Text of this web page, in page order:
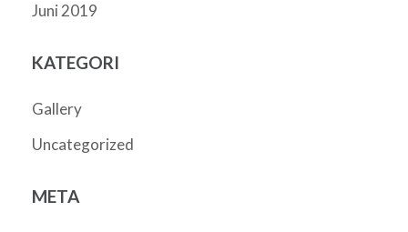
Juni 2019
KATEGORI
Gallery
Uncategorized
META